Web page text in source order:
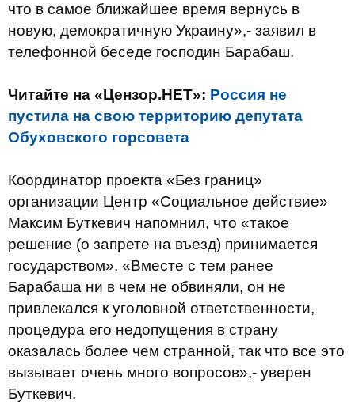
что в самое ближайшее время вернусь в
новую, демократичную Украину»,- заявил в
телефонной беседе господин Барабаш.
Читайте на «Цензор.НЕТ»: Россия не
пустила на свою территорию депутата
Обуховского горсовета
Координатор проекта «Без границ»
организации Центр «Социальное действие»
Максим Буткевич напомнил, что «такое
решение (о запрете на въезд) принимается
государством». «Вместе с тем ранее
Барабаша ни в чем не обвиняли, он не
привлекался к уголовной ответственности,
процедура его недопущения в страну
оказалась более чем странной, так что все это
вызывает очень много вопросов»,- уверен
Буткевич.